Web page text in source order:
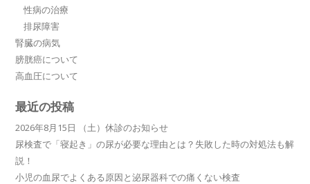
性病の治療
排尿障害
腎臓の病気
膀胱癌について
高血圧について
最近の投稿
2026年8月15日 （土）休診のお知らせ
尿検査で「寝起き」の尿が必要な理由とは？失敗した時の対処法も解
説！
小児の血尿でよくある原因と泌尿器科での痛くない検査